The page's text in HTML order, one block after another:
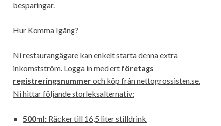
besparingar.
Hur Komma Igång?
Ni restaurangägare kan enkelt starta denna extra
inkomstström. Logga in med ert företags
registreringsnummeroch köp från nettogrossisten.se.
Ni hittar följande storleksalternativ:
500ml: Räcker till 16,5 liter stilldrink.